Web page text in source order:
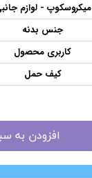
میکروسکوپ - لوازم
جنس بدنه
کاربری محصول
کیف حمل
افزودن به